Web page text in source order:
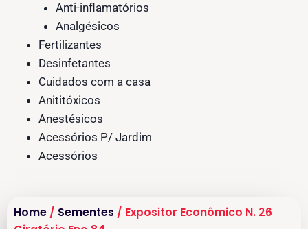
Anti-inflamatórios
Analgésicos
Fertilizantes
Desinfetantes
Cuidados com a casa
Anititóxicos
Anestésicos
Acessórios P/ Jardim
Acessórios
Home / Sementes / Expositor Econômico N. 26